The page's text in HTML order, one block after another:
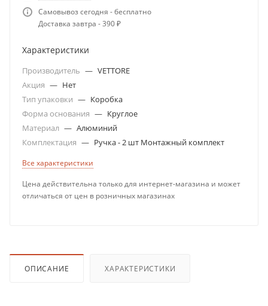
Самовывоз сегодня - бесплатно
Доставка завтра - 390 ₽
Характеристики
Производитель — VETTORE
Акция — Нет
Тип упаковки — Коробка
Форма основания — Круглое
Материал — Алюминий
Комплектация — Ручка - 2 шт Монтажный комплект
Все характеристики
Цена действительна только для интернет-магазина и может
отличаться от цен в розничных магазинах
ОПИСАНИЕ ХАРАКТЕРИСТИКИ